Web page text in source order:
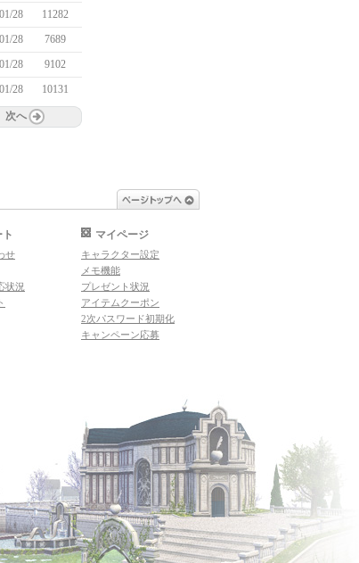
28
11282
28
7689
28
9102
28 10131
次へ
せ
状況
マイページ
キャラクター設定
メモ機能
プレゼント状況
アイテムクーポン
2次パスワード初期化
キャンペーン応募